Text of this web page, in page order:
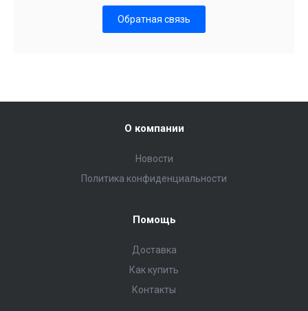
Обратная связь
О компании
Новости
Политика конфиденциальности
Помощь
Доставка
Как купить
Контакты